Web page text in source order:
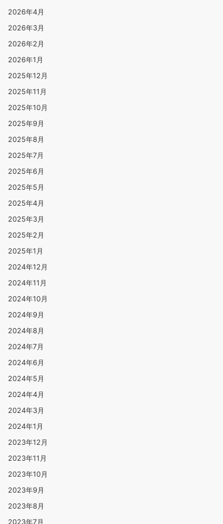
2026年4月
2026年3月
2026年2月
2026年1月
2025年12月
2025年11月
2025年10月
2025年9月
2025年8月
2025年7月
2025年6月
2025年5月
2025年4月
2025年3月
2025年2月
2025年1月
2024年12月
2024年11月
2024年10月
2024年9月
2024年8月
2024年7月
2024年6月
2024年5月
2024年4月
2024年3月
2024年1月
2023年12月
2023年11月
2023年10月
2023年9月
2023年8月
2023年7月